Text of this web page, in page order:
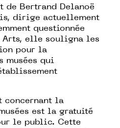
de Bertrand Delanoë
dirige actuellement
questionnée
Arts, elle souligna les
pour la
musées qui
concernant la
est la gratuité
le public. Cette